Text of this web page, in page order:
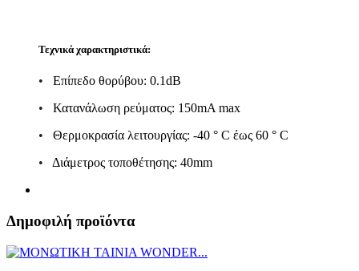
Τεχνικά χαρακτηριστικά:
• Επίπεδο θορύβου: 0.1dB
• Κατανάλωση ρεύματος: 150mA max
• Θερμοκρασία λειτουργίας: -40 ° C έως 60 ° C
• Διάμετρος τοποθέτησης: 40mm
Δημοφιλή προϊόντα